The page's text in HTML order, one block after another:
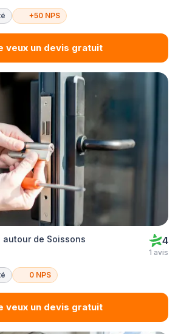
+50 NPS
veux un devis gratuit
de Soissons 4
1 avis
0 NPS
veux un devis gratuit